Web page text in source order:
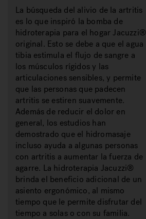
La búsqueda del alivio de la artritis
es lo que inspiró la bomba de
hidroterapia para el hogar Jacuzzi®
original. Esto se debe a que el agua
tibia estimula el flujo de sangre a
los músculos rígidos y las
articulaciones sensibles, y permite
que las personas que padecen
artritis se estiren suavemente.
Además de reducir el dolor en
general, los estudios han
demostrado que el hidromasaje
incluso ayuda a algunas personas
con artritis a aumentar la fuerza de
agarre. La hidroterapia Jacuzzi®
brinda el beneficio adicional de un
asiento ergonómico, al mismo
tiempo que le permite disfrutar del
tiempo a solas o con su familia.